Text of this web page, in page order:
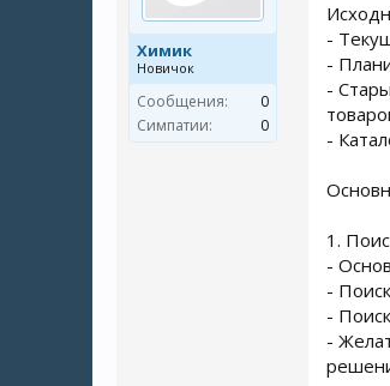
Химик
Новичок
Сообщения:
0
Симпатии:
0
-
-
-
-
1.
-
-
-
-